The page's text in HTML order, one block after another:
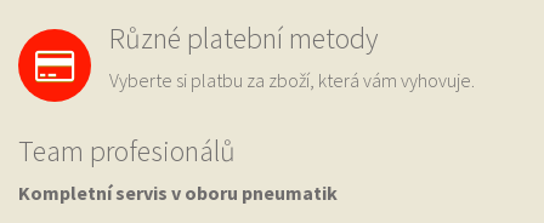
Různé platební metody
Vyberte si platbu za zboží, která vám vyhovuje.
Team profesionálů
Kompletní servis v oboru pneumatik